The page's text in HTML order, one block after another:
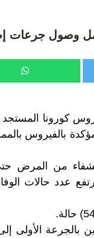
وصول جرعات
إصابة جديدة بفيروس
من المرض